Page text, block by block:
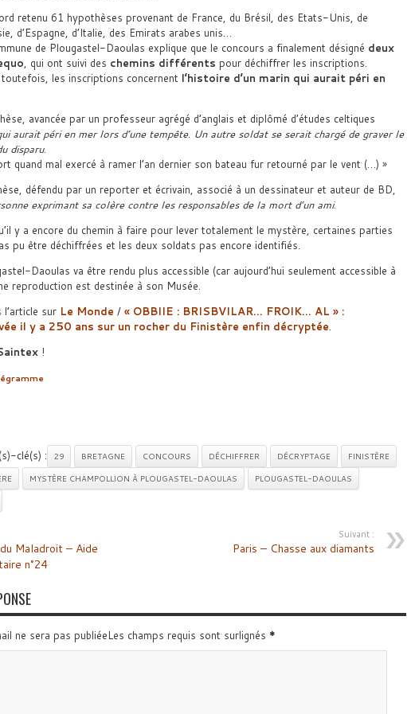
retenu 61 hypothèses provenant de France, du Brésil, des Etats-Unis, de
d’Espagne, d’Italie, des Emirats arabes unis…
de Plougastel-Daoulas explique que le concours a finalement désigné deux
, qui ont suivi des chemins différents pour déchiffrer les inscriptions.
toutefois, les inscriptions concernent l’histoire d’un marin qui aurait péri en
avancée par un professeur agrégé d’anglais et diplômé d’études celtiques
aurait péri en mer lors d’une tempête. Un autre soldat se serait chargé de graver le
disparu.
quand mal exercé à ramer l’an dernier son bateau fur retourné par le vent (…) »
défendu par un reporter et écrivain, associé à un dessinateur et auteur de BD,
exprimant sa colère contre les responsables de la mort d’un ami.
y a encore du chemin à faire pour lever totalement le mystère, certaines parties
pu être déchiffrées et les deux soldats pas encore identifiés.
Daoulas va être rendu plus accessible (car aujourd’hui seulement accessible à
reproduction est destinée à son Musée.
l’article sur Le Monde / « OBBIIE : BRISBVILAR… FROIK… AL » :
il y a 250 ans sur un rocher du Finistère enfin décryptée.
!
clé(s) : 29 BRETAGNE CONCOURS DÉCHIFFRER DÉCRYPTAGE
FINISTÈRE
MYSTÈRE CHAMPOLLION À PLOUGASTEL-DAOULAS
PLOUGASTEL-DAOULAS
Maladroit – Aide
n°24
Suivant :
Paris – Chasse aux diamants
ne sera pas publiéeLes champs requis sont surlignés *